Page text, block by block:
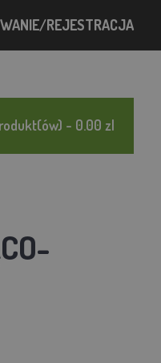
REJESTRACJA
- 0.00 zl